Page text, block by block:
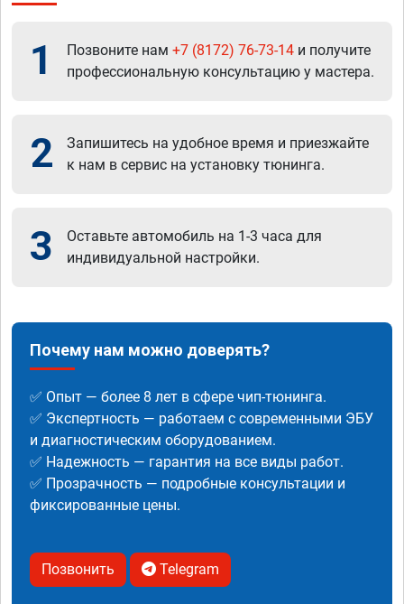
1 Позвоните нам +7 (8172) 76-73-14 и получите
профессиональную консультацию у мастера.
2
Запишитесь на удобное время и приезжайте
к нам в сервис на установку тюнинга.
3
Оставьте автомобиль на 1-3 часа для
индивидуальной настройки.
Почему нам можно доверять?
✅ Опыт — более 8 лет в сфере чип-тюнинга.
✅ Экспертность — работаем с современными ЭБУ
и диагностическим оборудованием.
✅ Надежность — гарантия на все виды работ.
✅ Прозрачность — подробные консультации и
фиксированные цены.
Позвонить Telegram